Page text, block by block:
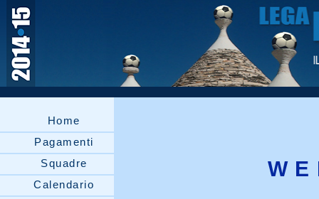
Home
Pagamenti
Squadre
Calendario